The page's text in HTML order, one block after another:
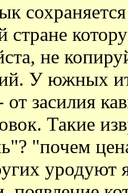
стране
не
У южных
засилия
Такие
"почем
уродуют